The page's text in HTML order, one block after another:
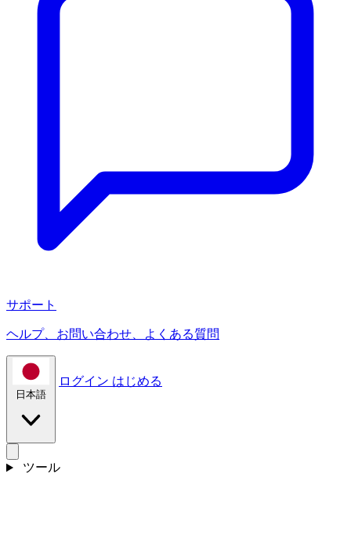
サポート
ヘルプ、お問い合わせ、よくある質問
日本語
ログイン はじめる
ツール